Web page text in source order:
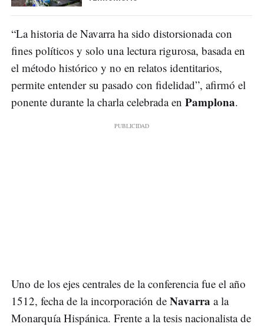
“La historia de Navarra ha sido distorsionada con
fines políticos y solo una lectura rigurosa, basada en
el método histórico y no en relatos identitarios,
permite entender su pasado con fidelidad”, afirmó el
ponente durante la charla celebrada en Pamplona.
Uno de los ejes centrales de la conferencia fue el año
1512, fecha de la incorporación de Navarra a la
Monarquía Hispánica. Frente a la tesis nacionalista de